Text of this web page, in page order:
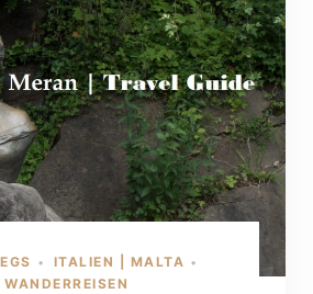
• ITALIEN | MALTA •
WANDERREISEN